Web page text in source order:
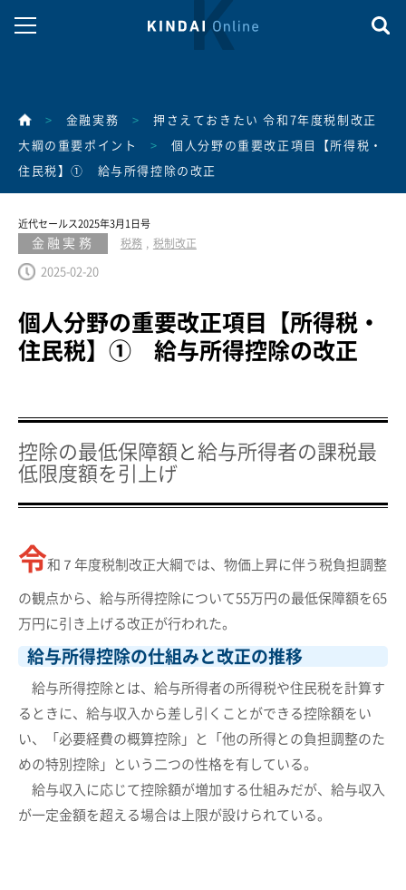
> 金融実務 > 押さえておきたい 令和7年度税制改正
大綱の重要ポイント > 個人分野の重要改正項目【所得税・
住民税】① 給与所得控除の改正
近代セールス2025年3月1日号
金融実務 税務 税制改正
2025-02-20
個人分野の重要改正項目【所得税・
住民税】① 給与所得控除の改正
控除の最低保障額と給与所得者の課税最
低限度額を引上げ
令和７年度税制改正大綱では、物価上昇に伴う税負担調整
の観点から、給与所得控除について55万円の最低保障額を65
万円に引き上げる改正が行われた。
給与所得控除の仕組みと改正の推移
給与所得控除とは、給与所得者の所得税や住民税を計算す
るときに、給与収入から差し引くことができる控除額をい
い、「必要経費の概算控除」と「他の所得との負担調整のた
めの特別控除」という二つの性格を有している。
給与収入に応じて控除額が増加する仕組みだが、給与収入
が一定金額を超える場合は上限が設けられている。